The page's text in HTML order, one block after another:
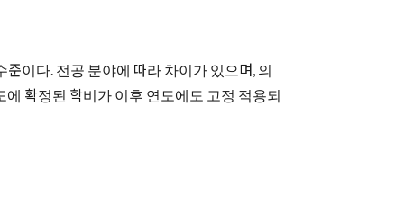
이다. 전공 분야에 따라 차이가 있으며, 의
확정된 학비가 이후 연도에도 고정 적용되